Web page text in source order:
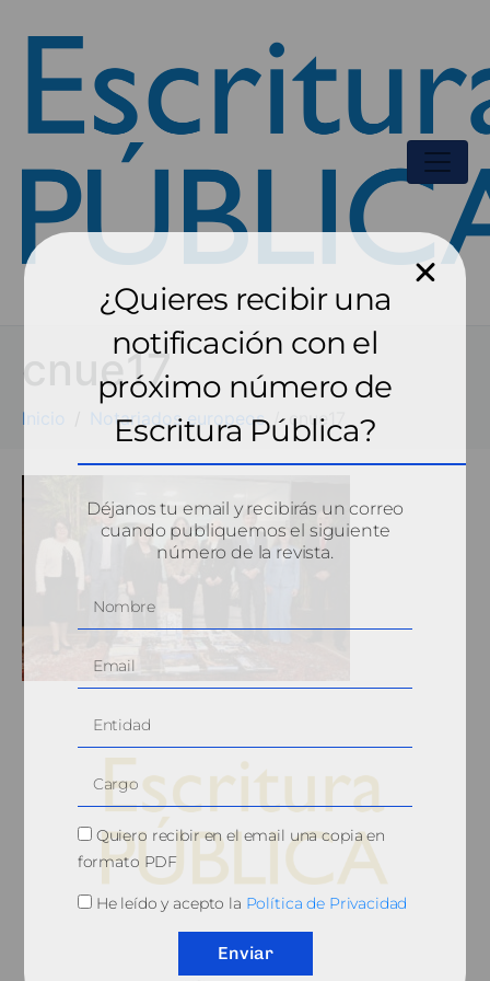
cnue17
Inicio Notariados europeos cnue17
© 2010, Consejo General del Notariado
¿Quieres recibir una
notificación con el
próximo número de
Escritura Pública?
Déjanos tu email y recibirás un correo
cuando publiquemos el siguiente
número de la revista.
Quiero recibir en el email una copia en
formato PDF
He leído y acepto la Política de Privacidad
Enviar